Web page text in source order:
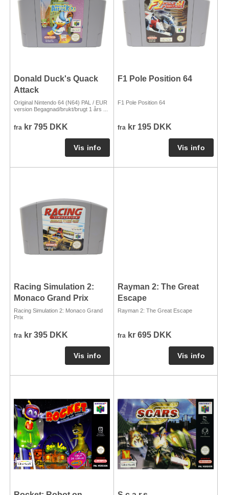
Donald Duck's Quack
Attack
Original Nintendo 64 (N64) PAL / EUR
version Begagnad/brukt/brugt 1 års ...
fra kr 795 DKK
F1 Pole Position 64
F1 Pole Position 64
fra kr 195 DKK
Racing Simulation 2:
Monaco Grand Prix
Racing Simulation 2: Monaco Grand
Prix
fra kr 395 DKK
Rayman 2: The Great
Escape
Rayman 2: The Great Escape
fra kr 695 DKK